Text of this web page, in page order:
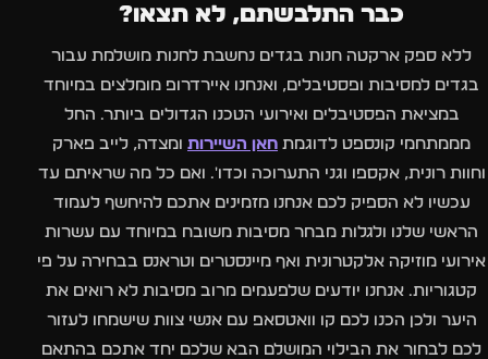
כבר התלבשתם, לא תצאו?
ללא ספק ארקטה חנות בגדים נחשבת לחנות מושלמת עבור
בגדים למסיבות ופסטיבלים, ואנחנו איירדרופ מומלצים במיוחד
במציאת הפסטיבלים ואירועי הטכנו הגדולים ביותר. החל
מממתחמי קונספט לדוגמת חאן השיירות ומצדה, לייב פארק
וחוות רונית, אקספו וגני התערוכה וכדו'. ואם כל מה שראיתם עד
עכשיו לא הספיק לכם אנחנו מזמינים אתכם להיחשף לעמוד
הראשי שלנו ולגלות מבחר מסיבות משובח במיוחד עם עשרות
אירועי מוזיקה אלקטרונית ואף מיינסטרים וטראנס בבחירה על פי
קטגוריות. אנחנו יודעים שלפעמים מרוב מסיבות לא רואים את
היער ולכן הכנו לכם קו וואטסאפ עם אנשי צוות שישמחו לעזור
לכם לבחור את הבילוי המושלם הבא שלכם יחד אתכם בהתאם